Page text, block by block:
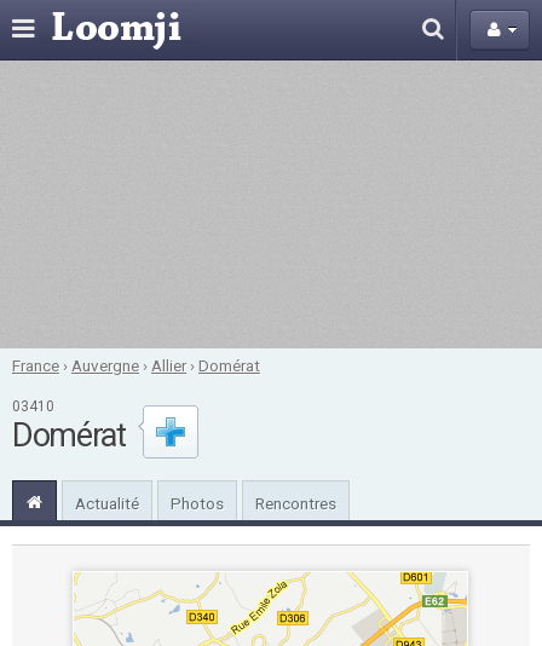
France › Auvergne › Allier›Domérat
03410
Domérat
Actualité Photos Rencontres